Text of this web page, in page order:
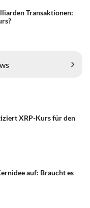
Transaktionen:
XRP-Kurs für den
auf: Braucht es